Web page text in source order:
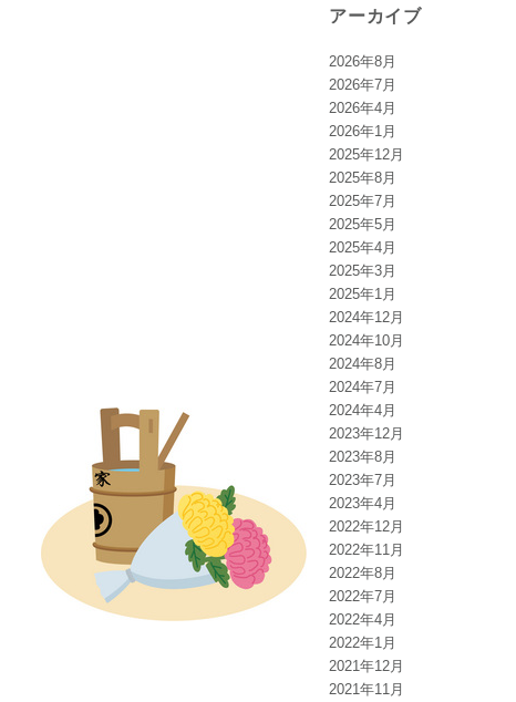
アーカイブ
2026年8月
2026年7月
2026年4月
2026年1月
2025年12月
2025年8月
2025年7月
2025年5月
2025年4月
2025年3月
2025年1月
2024年12月
2024年10月
2024年8月
2024年7月
2024年4月
2023年12月
2023年8月
2023年7月
2023年4月
2022年12月
2022年11月
2022年8月
2022年7月
2022年4月
2022年1月
2021年12月
2021年11月